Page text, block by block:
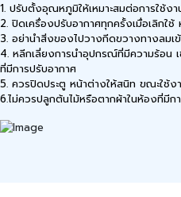
1. ปรับตั้งอุณหภูมิให้เหมาะสมต่อการใช้ง
2. ปิดเครื่องปรับอากาศทุกครั้งเมื่อเลิกใช้
3. อย่านำสิ่งของไปวางกีดขวางทางลม
4. หลีกเลี่ยงการนำอุปกรณ์ที่มีความร้อน
ที่มีการปรับอากาศ
5. ควรปิดประตู หน้าต่างให้สนิท ขณะใช้ง
6.ไม่ควรปลูกต้นไม้หรือตากผ้าในห้องที่มีก